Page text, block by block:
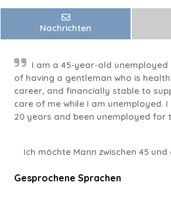
Nachrichten
I am a 45-year-old unemployed
of having a gentleman who is
career, and financially stable to
care of me while I am unemployed.
20 years and been unemployed for
Ich möchte Mann zwischen 45
Gesprochene Sprachen